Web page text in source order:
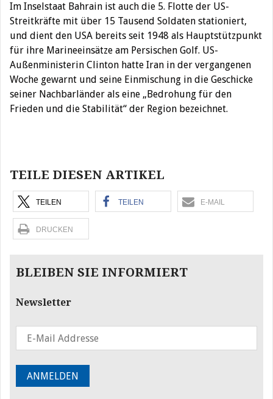
Im Inselstaat Bahrain ist auch die 5. Flotte der US-
Streitkräfte mit über 15 Tausend Soldaten stationiert,
und dient den USA bereits seit 1948 als Hauptstützpunkt
für ihre Marineeinsätze am Persischen Golf. US-
Außenministerin Clinton hatte Iran in der vergangenen
Woche gewarnt und seine Einmischung in die Geschicke
seiner Nachbarländer als eine „Bedrohung für den
Frieden und die Stabilität“ der Region bezeichnet.
TEILE DIESEN ARTIKEL
TEILEN TEILEN E-MAIL
DRUCKEN
BLEIBEN SIE INFORMIERT
Newsletter